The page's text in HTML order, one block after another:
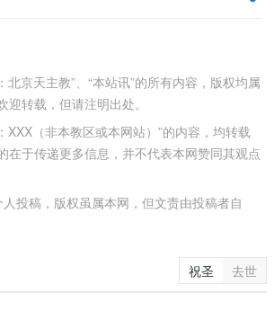
北京天主教”、“本站讯”的所有内容，版权均属
转载，但请注明出处。
XXX（非本教区或本网站）”的内容，均转载
在于传递更多信息，并不代表本网赞同其观点
投稿，版权虽属本网，但文责由投稿者自
祝圣 去世